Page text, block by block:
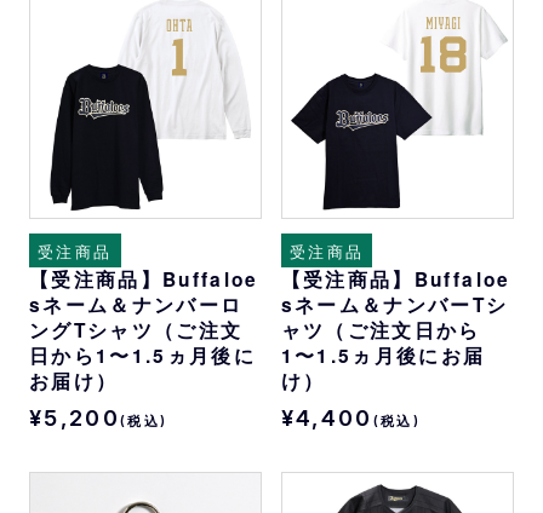
受注商品
【受注商品】Buffaloe
sネーム＆ナンバーロ
ングTシャツ（ご注文
日から1〜1.5ヵ月後に
お届け）
¥5,200 (税込)
受注商品
【受注商品】Buffaloe
sネーム＆ナンバーTシ
ャツ（ご注文日から
1〜1.5ヵ月後にお届
け）
¥4,400 (税込)